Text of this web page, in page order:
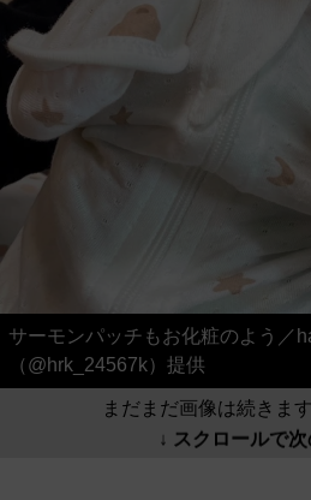
サーモンパッチもお化粧のよう／
（@hrk_24567k）提供
まだまだ画像は続きま
↓ スクロールで次